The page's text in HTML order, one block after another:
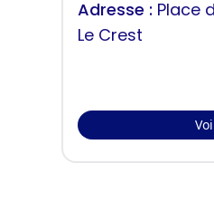
Adresse : Place
Le Crest